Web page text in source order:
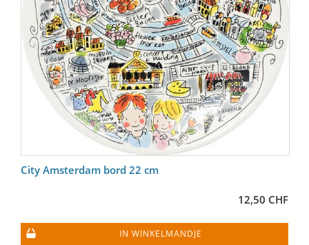
City Amsterdam bord 22 cm
12,50 CHF
IN WINKELMANDJE